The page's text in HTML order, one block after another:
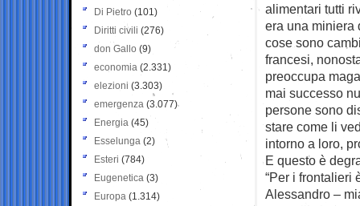
alimentari tutti
era una miniera
cose sono
francesi,
preoccupa
mai successo
persone sono
stare come li
intorno a loro,
E questo è
“Per i frontalieri
Alessandro –
Di Pietro (101)
Diritti civili (276)
don Gallo (9)
economia (2.331)
elezioni (3.303)
emergenza (3.077)
Energia (45)
Esselunga (2)
Esteri (784)
Eugenetica (3)
Europa (1.314)